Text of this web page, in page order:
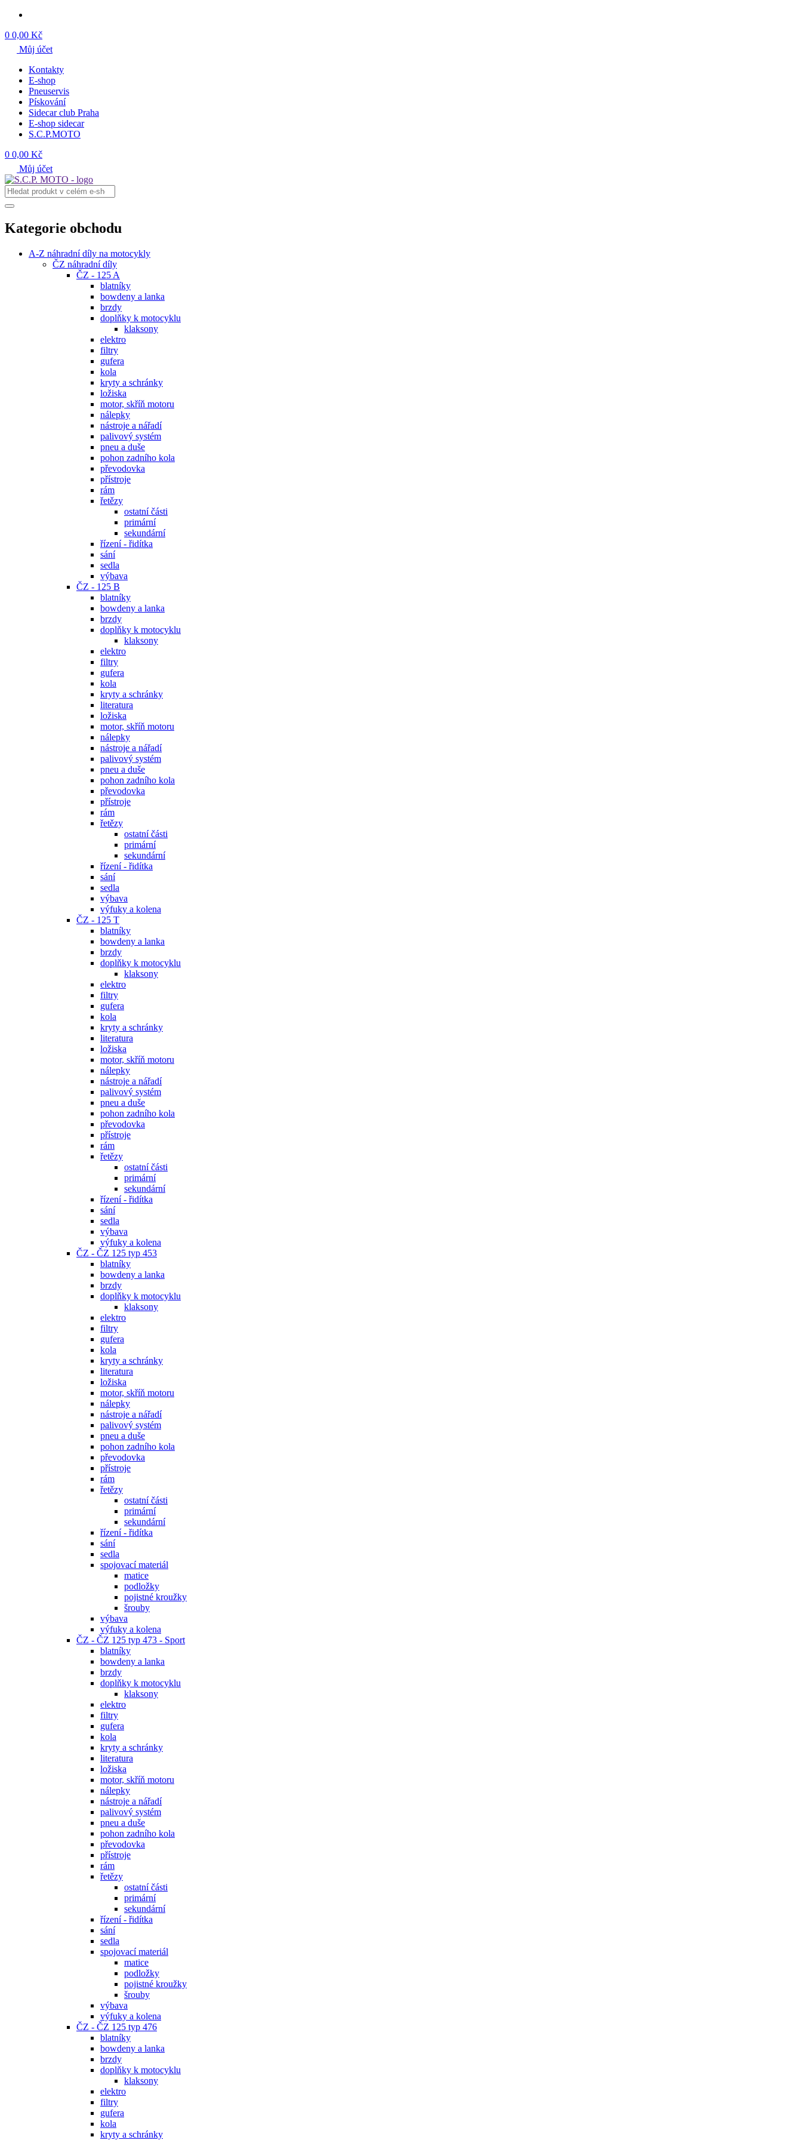
0 0,00 Kč
Můj účet
Kontakty
E-shop
Pneuservis
Pískování
Sidecar club Praha
E-shop sidecar
S.C.P.MOTO
0 0,00 Kč
Můj účet
Kategorie obchodu
A-Z náhradní díly na motocykly
ČZ náhradní díly
ČZ - 125 A
blatníky
bowdeny a lanka
brzdy
doplňky k motocyklu
klaksony
elektro
filtry
gufera
kola
kryty a schránky
ložiska
motor, skříň motoru
nálepky
nástroje a nářadí
palivový systém
pneu a duše
pohon zadního kola
převodovka
přístroje
rám
řetězy
ostatní části
primární
sekundární
řízení - řidítka
sání
sedla
výbava
ČZ - 125 B
blatníky
bowdeny a lanka
brzdy
doplňky k motocyklu
klaksony
elektro
filtry
gufera
kola
kryty a schránky
literatura
ložiska
motor, skříň motoru
nálepky
nástroje a nářadí
palivový systém
pneu a duše
pohon zadního kola
převodovka
přístroje
rám
řetězy
ostatní části
primární
sekundární
řízení - řidítka
sání
sedla
výbava
výfuky a kolena
ČZ - 125 T
blatníky
bowdeny a lanka
brzdy
doplňky k motocyklu
klaksony
elektro
filtry
gufera
kola
kryty a schránky
literatura
ložiska
motor, skříň motoru
nálepky
nástroje a nářadí
palivový systém
pneu a duše
pohon zadního kola
převodovka
přístroje
rám
řetězy
ostatní části
primární
sekundární
řízení - řidítka
sání
sedla
výbava
výfuky a kolena
ČZ - ČZ 125 typ 453
blatníky
bowdeny a lanka
brzdy
doplňky k motocyklu
klaksony
elektro
filtry
gufera
kola
kryty a schránky
literatura
ložiska
motor, skříň motoru
nálepky
nástroje a nářadí
palivový systém
pneu a duše
pohon zadního kola
převodovka
přístroje
rám
řetězy
ostatní části
primární
sekundární
řízení - řidítka
sání
sedla
spojovací materiál
matice
podložky
pojistné kroužky
šrouby
výbava
výfuky a kolena
ČZ - ČZ 125 typ 473 - Sport
blatníky
bowdeny a lanka
brzdy
doplňky k motocyklu
klaksony
elektro
filtry
gufera
kola
kryty a schránky
literatura
ložiska
motor, skříň motoru
nálepky
nástroje a nářadí
palivový systém
pneu a duše
pohon zadního kola
převodovka
přístroje
rám
řetězy
ostatní části
primární
sekundární
řízení - řidítka
sání
sedla
spojovací materiál
matice
podložky
pojistné kroužky
šrouby
výbava
výfuky a kolena
ČZ - ČZ 125 typ 476
blatníky
bowdeny a lanka
brzdy
doplňky k motocyklu
klaksony
elektro
filtry
gufera
kola
kryty a schránky